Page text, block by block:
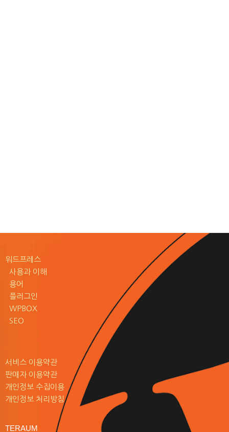
워드프레스
사용과 이해
용어
플러그인
WPBOX
SEO
서비스 이용약관
판매자 이용약관
개인정보 수집이용
개인정보 처리방침
TERAUM